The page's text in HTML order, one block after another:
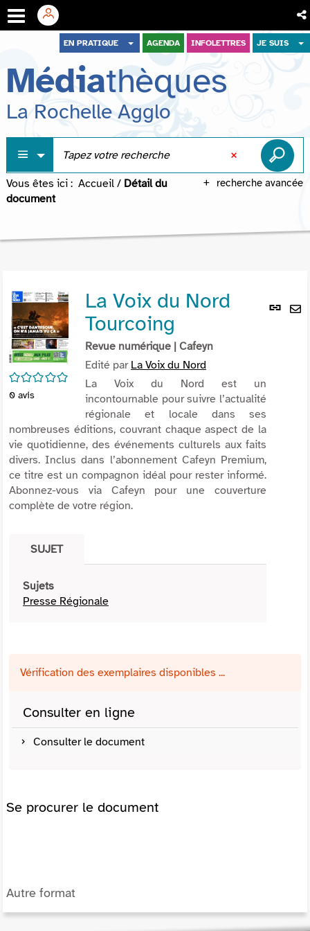
menu
contenu
recherche
EN PRATIQUE AGENDA INFOLETTRES JE SUIS
Médiathèques
La Rochelle Agglo
recherche avancée
Vous êtes ici : Accueil / Détail du
document
Lien
/5
0 avis
La Voix du Nord
Tourcoing
Revue numérique | Cafeyn
Edité par La Voix du Nord
La Voix du Nord est un
incontournable pour suivre l’actualité
régionale et locale dans ses
nombreuses éditions, couvrant chaque aspect de la
vie quotidienne, des événements culturels aux faits
divers. Inclus dans l’abonnement Cafeyn Premium,
ce titre est un compagnon idéal pour rester informé.
Abonnez-vous via Cafeyn pour une couverture
complète de votre région.
SUJET
Sujets
Presse Régionale
Vérification des exemplaires disponibles ...
Consulter en ligne
Consulter le document
Se procurer le document
Autre format